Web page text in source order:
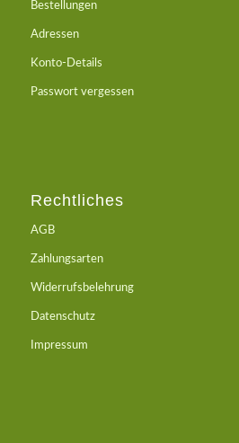
Bestellungen
Adressen
Konto-Details
Passwort vergessen
Rechtliches
AGB
Zahlungsarten
Widerrufsbelehrung
Datenschutz
Impressum